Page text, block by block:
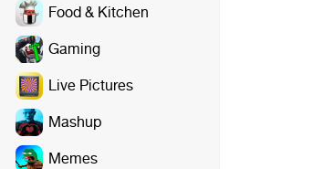
Food & Kitchen
Gaming
Live Pictures
Mashup
Memes